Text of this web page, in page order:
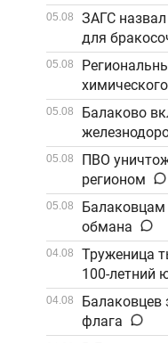
05.08
ЗАГС
для
05.08
05.08
Балаково
Саратов
05.08
ПВО
регионом
05.08
обмана
04.08
Труженица
100-летний
04.08
Балаковцев
флага